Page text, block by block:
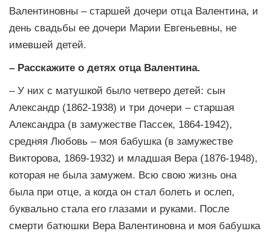
Валентиновны – старшей дочери отца Валентина, и
день свадьбы ее дочери Марии Евгеньевны, не
имевшей детей.
– Расскажите о детях отца Валентина.
– У них с матушкой было четверо детей: сын
Александр (1862-1938) и три дочери – старшая
Александра (в замужестве Пассек, 1864-1942),
средняя Любовь – моя бабушка (в замужестве
Викторова, 1869-1932) и младшая Вера (1876-1948),
которая не была замужем. Всю свою жизнь она
была при отце, а когда он стал болеть и ослеп,
буквально стала его глазами и руками. После
смерти батюшки Вера Валентиновна и моя бабушка